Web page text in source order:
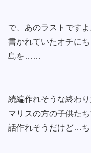
で、あのラストです
書かれていたオチに
島を……
続編作れそうな終わ
マリスの方の子供た
話作れそうだけど…ち